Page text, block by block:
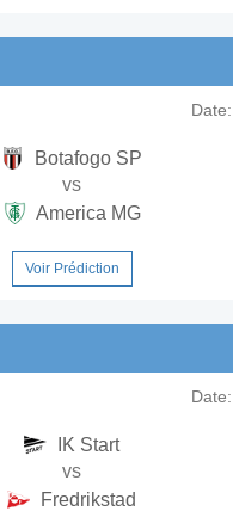
Date:
Botafogo SP
vs
America MG
Voir Prédiction
Date:
IK Start
vs
Fredrikstad